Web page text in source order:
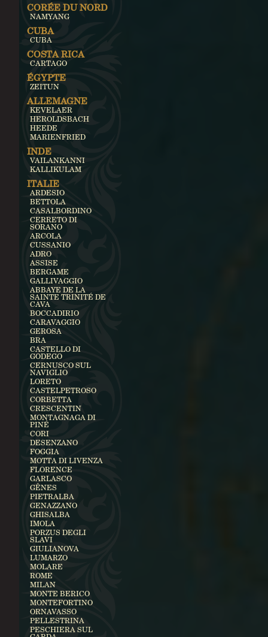
CORÉE DU NORD
NAMYANG
CUBA
CUBA
COSTA RICA
CARTAGO
ÉGYPTE
ZEITUN
ALLEMAGNE
KEVELAER
HEROLDSBACH
HEEDE
MARIENFRIED
INDE
VAILANKANNI
KALLIKULAM
ITALIE
ARDESIO
BETTOLA
CASALBORDINO
CERRETO DI
SORANO
ARCOLA
CUSSANIO
ADRO
ASSISE
BERGAME
GALLIVAGGIO
ABBAYE DE LA
SAINTE TRINITÉ DE
CAVA
BOCCADIRIO
CARAVAGGIO
GEROSA
BRA
CASTELLO DI
GODEGO
CERNUSCO SUL
NAVIGLIO
LORETO
CASTELPETROSO
CORBETTA
CRESCENTIN
MONTAGNAGA DI
PINÉ
CORI
DESENZANO
FOGGIA
MOTTA DI LIVENZA
FLORENCE
GARLASCO
GÊNES
PIETRALBA
GENAZZANO
GHISALBA
IMOLA
PORZUS DEGLI
SLAVI
GIULIANOVA
LUMARZO
MOLARE
ROME
MILAN
MONTE BERICO
MONTEFORTINO
ORNAVASSO
PELLESTRINA
PESCHIERA SUL